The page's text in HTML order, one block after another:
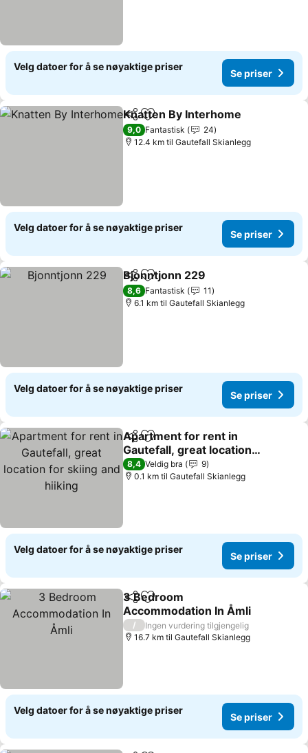
Velg datoer for å se nøyaktige priser
Se priser
Del Legg til i favoritter
Knatten By Interhome
9,0 Fantastisk
24
12.4 km til Gautefall Skianlegg
Velg datoer for å se nøyaktige priser
Se priser
Del Legg til i favoritter
Bjonntjonn 229
8,6 Fantastisk
11
6.1 km til Gautefall Skianlegg
Velg datoer for å se nøyaktige priser
Se priser
Del Legg til i favoritter
Apartment for rent in
Gautefall, great location
for skiing and hiiking
Se priser
8,4 Veldig bra
9
0.1 km til Gautefall Skianlegg
Velg datoer for å se nøyaktige priser
Se priser
Del Legg til i favoritter
3 Bedroom
Accommodation In Åmli
Se priser
/
Ingen vurdering tilgjengelig
16.7 km til Gautefall Skianlegg
Velg datoer for å se nøyaktige priser
Se priser